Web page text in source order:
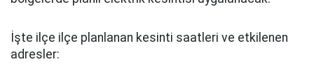
İşte ilçe ilçe planlanan kesinti saatleri ve etkilenen
adresler: